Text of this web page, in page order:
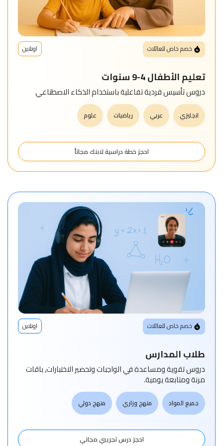
خصم خاص للعائلات اونلاين
تعليم الأطفال 4-9 سنوات
دروس تأسيس فردية تفاعلية باستخدام الذكاء الاصطناعي
انجليزي عربي رياضيات علوم
احجز خطة دراسية لابنك مجاناً
خصم خاص للعائلات اونلاين
طلاب المدارس
دروس تقوية ومساعدة في الواجبات وتحضير الاختبارات, باقات
مرنة ومتابعة يومية.
جميع المواد منهج وزاري منهج دولي
احجز درس تجريبي مجاني